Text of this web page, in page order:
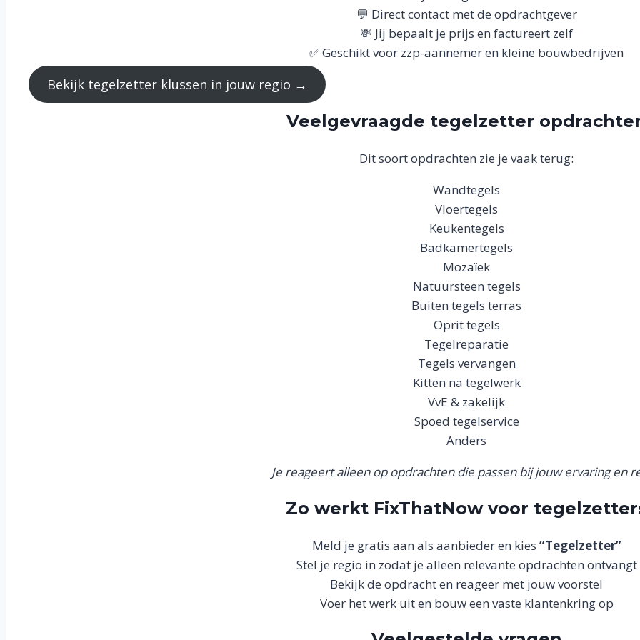
💬 Direct contact met de opdrachtgever
💸 Jij bepaalt je prijs en factureert zelf
✅ Geschikt voor zzp-aannemer en kleine bouwbedrijven
Bekijk tegelzetter klussen in jouw regio →
Veelgevraagde tegelzetter
Dit soort opdrachten zie je vaak terug:
Wandtegels
Vloertegels
Keukentegels
Badkamertegels
Mozaïek
Natuursteen tegels
Buiten tegels terras
Oprit tegels
Tegelreparatie
Tegels vervangen
Kitten na tegelwerk
VvE & zakelijk
Spoed tegelservice
Anders
Je reageert alleen op opdrachten die passen bij jouw ervaring en
Zo werkt FixThatNow voor
Meld je gratis aan als aanbieder en kies “Tegelzetter”
Stel je regio in zodat je alleen relevante opdrachten ontvangt
Bekijk de opdracht en reageer met jouw voorstel
Voer het werk uit en bouw een vaste klantenkring op